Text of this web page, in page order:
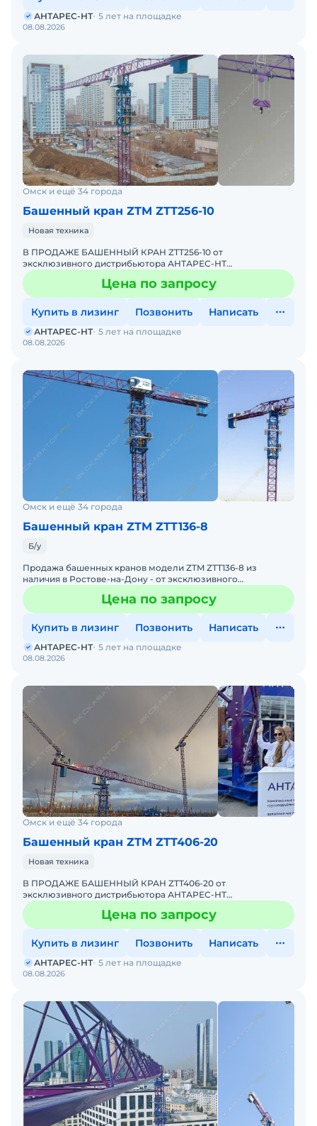
08.08.2026
АНТАРЕС-НТ 5 лет на площадке
Омск и ещё 34 города
Башенный кран ZTM ZTT256-10
Новая техника
В ПРОДАЖЕ БАШЕННЫЙ КРАН ZTT256-10 от
эксклюзивного дистрибьютора АНТАРЕС-НТ
Комплектация крана ZTT256-10 включает
интеллектуальную систему безопасности, координ
Цена по запросу
Купить в лизинг Позвонить Написать
08.08.2026
АНТАРЕС-НТ 5 лет на площадке
Омск и ещё 34 города
Башенный кран ZTM ZTT136-8
Б/у
Продажа башенных кранов модели ZTM ZTT136-8 из
наличия в Ростове-на-Дону - от эксклюзивного
дистрибьютора АНТАРЕС-НТ. ZTM входит в ТОП-10 мировых
производителей
Цена по запросу
Купить в лизинг Позвонить Написать
08.08.2026
АНТАРЕС-НТ 5 лет на площадке
Омск и ещё 34 города
Башенный кран ZTM ZTT406-20
Новая техника
В ПРОДАЖЕ БАШЕННЫЙ КРАН ZTT406-20 от
эксклюзивного дистрибьютора АНТАРЕС-НТ
Комплектация крана ZTT406-20 включает
интеллектуальную систему безопасности, координ
Цена по запросу
Купить в лизинг Позвонить Написать
08.08.2026
АНТАРЕС-НТ 5 лет на площадке